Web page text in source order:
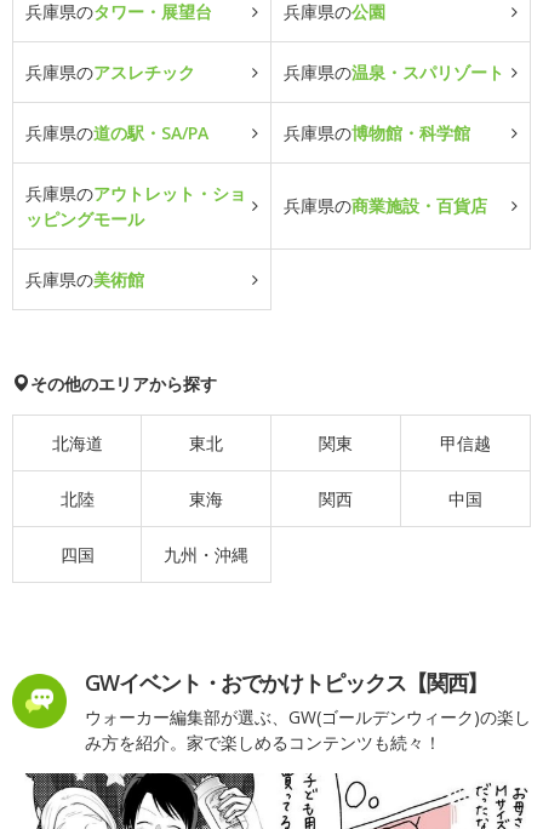
兵庫県のタワー・展望台 兵庫県の公園
兵庫県のアスレチック 兵庫県の温泉・スパリゾート
兵庫県の道の駅・SA/PA 兵庫県の博物館・科学館
兵庫県のアウトレット・ショ
ッピングモール
兵庫県の商業施設・百貨店
兵庫県の美術館
その他のエリアから探す
北海道 東北 関東 甲信越
北陸 東海 関西 中国
四国 九州・沖縄
GWイベント・おでかけトピックス【関西】
ウォーカー編集部が選ぶ、GW(ゴールデンウィーク)の楽し
み方を紹介。家で楽しめるコンテンツも続々！